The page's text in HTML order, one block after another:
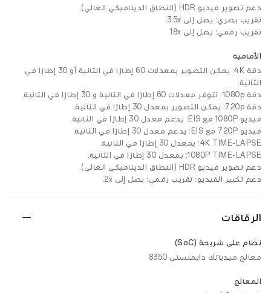
دعم تصوير فيديو HDR (النطاق الديناميكي العالي).
تقريب بصري: يصل إلى 3.5x.
تقريب رقمي: يصل إلى 18x.
الأمامية
دقة 4K: يمكن التصوير بمعدلات 60 إطارًا في الثانية أو 30 إطارًا في
الثانية.
دقة 1080p: تتوفر معدلات 60 إطارًا في الثانية و 30 إطارًا في الثانية.
دقة 720p: يمكن التصوير بمعدل 30 إطارًا في الثانية.
فيديو 1080P مع EIS: يدعم معدل 30 إطارًا في الثانية.
فيديو 720P مع EIS: يدعم معدل 30 إطارًا في الثانية.
4K TIME-LAPSE: بمعدل 30 إطارًا في الثانية.
1080P TIME-LAPSE: بمعدل 30 إطارًا في الثانية.
دعم تصوير فيديو HDR (النطاق الديناميكي العالي).
دعم تكبير الفيديو: تقريب رقمي: يصل إلى 2x.
الرقاقات
نظام على شريحة (SoC)
معالج ميدياتك دايمنستي 8350
المعالج